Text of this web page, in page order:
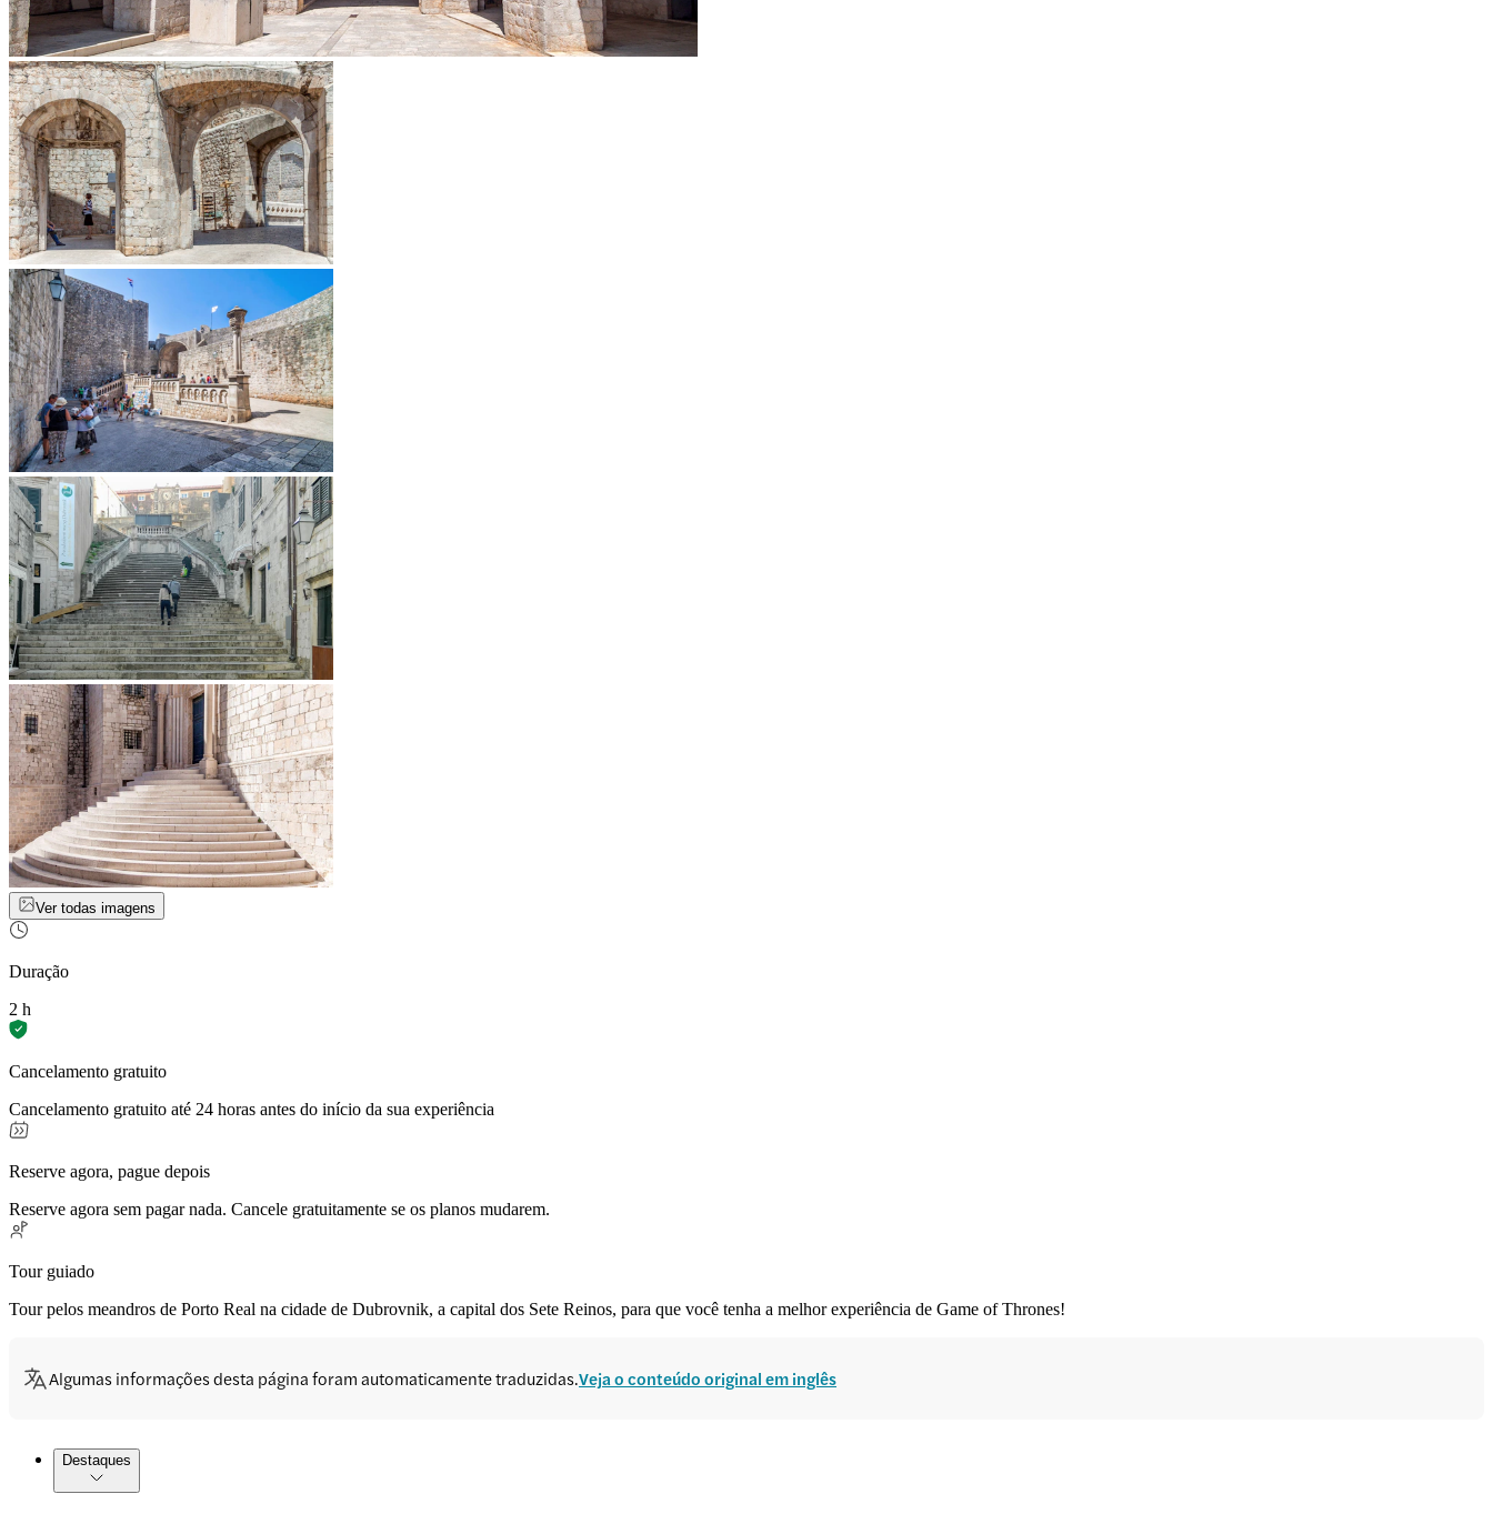
Ver todas imagens
Duração
2 h
Cancelamento gratuito
Cancelamento gratuito até 24 horas antes do início da sua experiência
Reserve agora, pague depois
Reserve agora sem pagar nada. Cancele gratuitamente se os planos mudarem.
Tour guiado
Tour pelos meandros de Porto Real na cidade de Dubrovnik, a capital dos Sete Reinos, para que você tenha a melhor experiência de Game of Thrones!
Algumas informações desta página foram automaticamente traduzidas.Veja o conteúdo original em inglês
Destaques